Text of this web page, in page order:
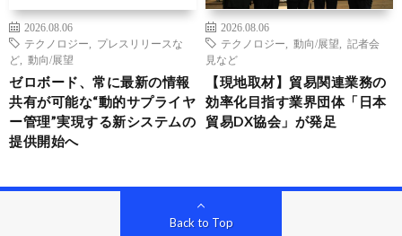
2026.08.06
テクノロジー
プレスリリースな
ど
動向/展望
ゼロボード、常に最新の情報
共有が可能な“動的サプライヤ
ー管理”実現する新システムの
提供開始へ
2026.08.06
テクノロジー
動向/展望
記者会
見など
【現地取材】貿易関連業務の
効率化目指す業界団体「日本
貿易DX協会」が発足
Back to Top